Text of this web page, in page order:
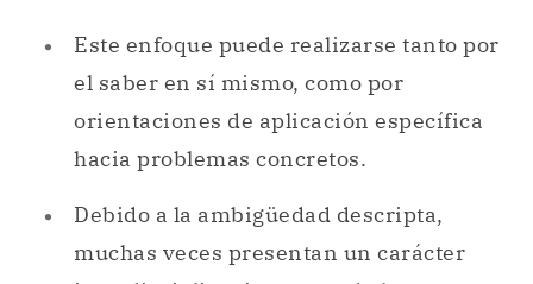
Debido a la ambigüedad descripta,
muchas veces presentan un carácter
interdisciplinario, cruzando las
incursionando en el ámbito de las
ciencias naturaleso de las